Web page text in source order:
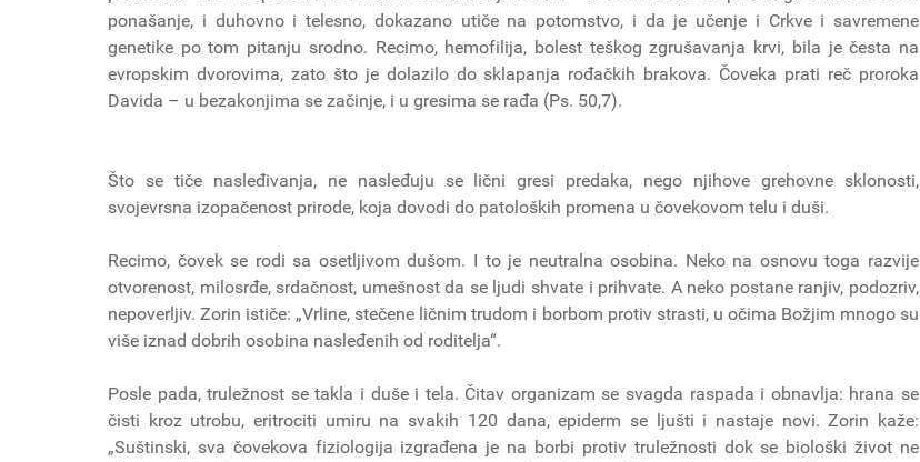
ponašanje, i duhovno i telesno, dokazano utiče na potomstvo, i da je učenje i Crkve i savremene
genetike po tom pitanju srodno. Recimo, hemofilija, bolest teškog zgrušavanja krvi, bila je česta na
evropskim dvorovima, zato što je dolazilo do sklapanja rođačkih brakova. Čoveka prati reč proroka
Davida – u bezakonjima se začinje, i u gresima se rađa (Ps. 50,7).
Što se tiče nasleđivanja, ne nasleđuju se lični gresi predaka, nego njihove grehovne sklonosti,
svojevrsna izopačenost prirode, koja dovodi do patoloških promena u čovekovom telu i duši.
Recimo, čovek se rodi sa osetljivom dušom. I to je neutralna osobina. Neko na osnovu toga razvije
otvorenost, milosrđe, srdačnost, umešnost da se ljudi shvate i prihvate. A neko postane ranjiv, podozriv,
nepoverljiv. Zorin ističe: „Vrline, stečene ličnim trudom i borbom protiv strasti, u očima Božjim mnogo su
više iznad dobrih osobina nasleđenih od roditelja“.
Posle pada, truležnost se takla i duše i tela. Čitav organizam se svagda raspada i obnavlja: hrana se
čisti kroz utrobu, eritrociti umiru na svakih 120 dana, epiderm se ljušti i nastaje novi. Zorin kaže:
„Suštinski, sva čovekova fiziologija izgrađena je na borbi protiv truležnosti dok se biološki život ne